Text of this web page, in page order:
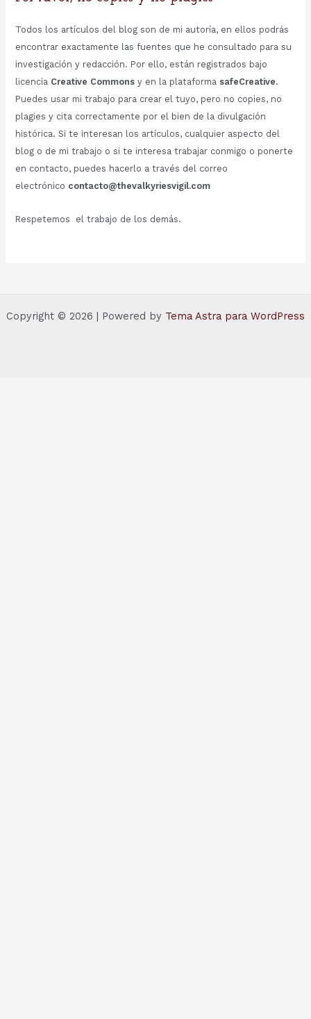
Todos los artículos del blog son de mi autoría, en ellos podrás
encontrar exactamente las fuentes que he consultado para su
investigación y redacción. Por ello, están registrados bajo
licencia Creative Commonsy en la plataforma safeCreative.
Puedes usar mi trabajo para crear el tuyo, pero no copies, no
plagies y cita correctamente por el bien de la divulgación
histórica. Si te interesan los artículos, cualquier aspecto del
blog o de mi trabajo o si te interesa trabajar conmigo o ponerte
en contacto, puedes hacerlo a través del correo
electrónico contacto@thevalkyriesvigil.com
Respetemos el trabajo de los demás.
Copyright © 2026 | Powered by Tema Astra para WordPress